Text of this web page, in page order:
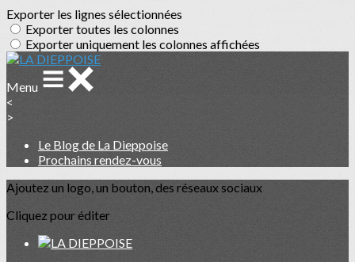
Exporter les lignes sélectionnées
Exporter toutes les colonnes
Exporter uniquement les colonnes affichées
Menu
<
>
Le Blog de La Dieppoise
Prochains rendez-vous
Ajoutez un logo, un bouton, des réseaux sociaux
Cliquez pour éditer